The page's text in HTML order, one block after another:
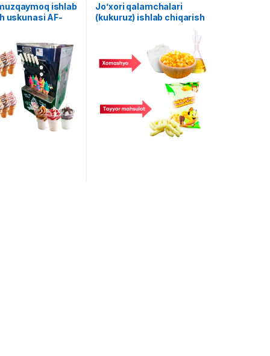
ishlab
uskunasi AF-
Jo’xori qalamchalari
(kukuruz) ishlab chiqarish